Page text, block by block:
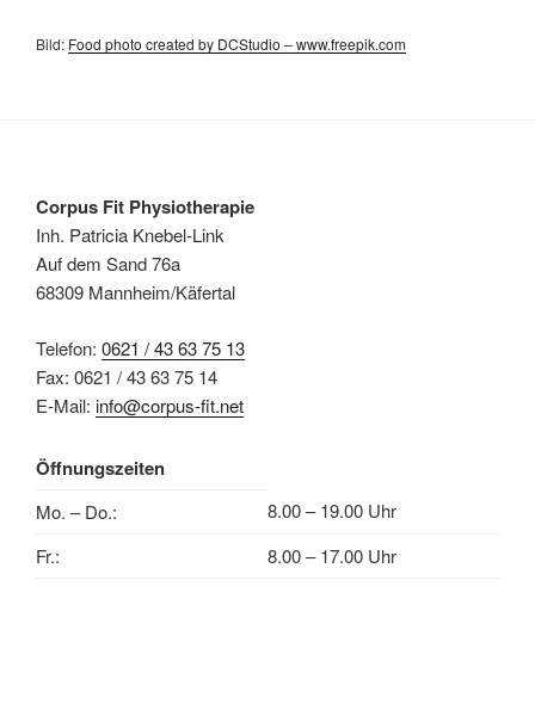
Bild: Food photo created by DCStudio – www.freepik.com
Corpus Fit Physiotherapie
Inh. Patricia Knebel-Link
Auf dem Sand 76a
68309 Mannheim/Käfertal
Telefon: 0621 / 43 63 75 13
Fax: 0621 / 43 63 75 14
E-Mail: info@corpus-fit.net
Öffnungszeiten
Mo. – Do.:
8.00 – 19.00 Uhr
Fr.:
8.00 – 17.00 Uhr